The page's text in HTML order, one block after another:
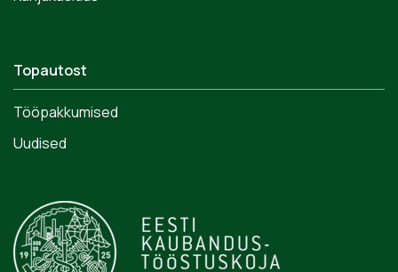
Topautost
Tööpakkumised
Uudised